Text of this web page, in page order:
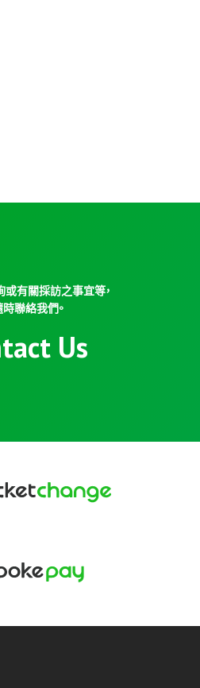
或有關採訪之事宜等，
聯絡我們。
Us